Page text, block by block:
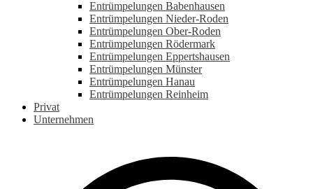
Entrümpelungen Babenhausen
Entrümpelungen Nieder-Roden
Entrümpelungen Ober-Roden
Entrümpelungen Rödermark
Entrümpelungen Eppertshausen
Entrümpelungen Münster
Entrümpelungen Hanau
Entrümpelungen Reinheim
Privat
Unternehmen